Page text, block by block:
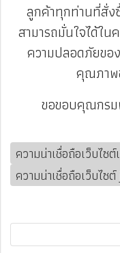
ลูกค้าทุกท่านที่สั่ง
สามารถมั่นใจได้ใ
ความปลอดภัยขอ
คุณภาพ
ขอขอบคุณกร
ความน่าเชื่อถือเว็บไซต์
ความน่าเชื่อถือเว็บไซ